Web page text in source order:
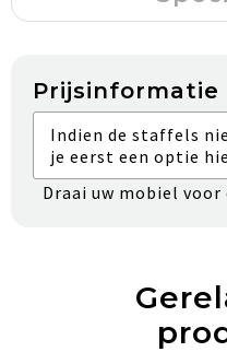
Prijsinformatie
Indien de staffels
je eerst een optie
Draai uw mobiel